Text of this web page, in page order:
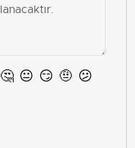
🤔 😐 😏 🤨 😕